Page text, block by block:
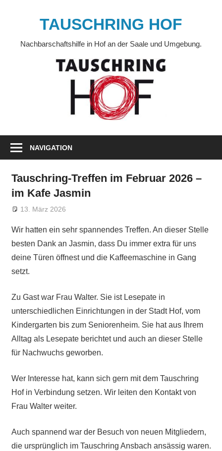
TAUSCHRING HOF
Nachbarschaftshilfe in Hof an der Saale und Umgebung.
NAVIGATION
Tauschring-Treffen im Februar 2026 –
im Kafe Jasmin
13. März 2026
Wir hatten ein sehr spannendes Treffen. An dieser Stelle
besten Dank an Jasmin, dass Du immer extra für uns
deine Türen öffnest und die Kaffeemaschine in Gang
setzt.
Zu Gast war Frau Walter. Sie ist Lesepate in
unterschiedlichen Einrichtungen in der Stadt Hof, vom
Kindergarten bis zum Seniorenheim. Sie hat aus Ihrem
Alltag als Lesepate berichtet und auch an dieser Stelle
für Nachwuchs geworben.
Wer Interesse hat, kann sich gern mit dem Tauschring
Hof in Verbindung setzen. Wir leiten den Kontakt von
Frau Walter weiter.
Auch spannend war der Besuch von neuen Mitgliedern,
die ursprünglich im Tauschring Ansbach ansässig waren.